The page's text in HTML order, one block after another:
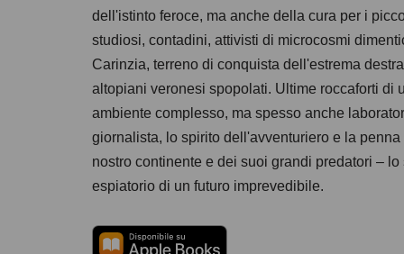
dell'istinto feroce, ma anche della cura per i
studiosi, contadini, attivisti di microcosmi
Carinzia, terreno di conquista dell'estrema
altopiani veronesi spopolati. Ultime roccaforti di
ambiente complesso, ma spesso anche
giornalista, lo spirito dell'avventuriero e la
nostro continente e dei suoi grandi predatori –
espiatorio di un futuro imprevedibile.